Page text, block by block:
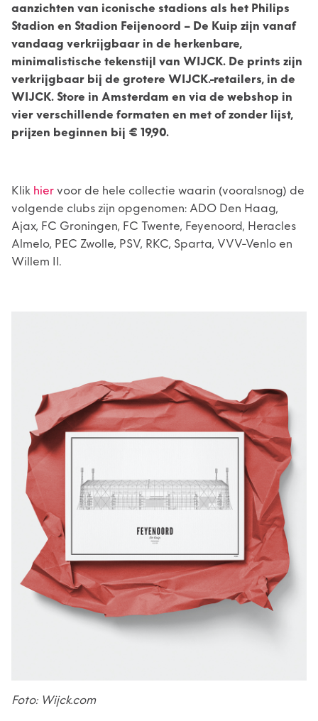
aanzichten van iconische stadions als het Philips
Stadion en Stadion Feijenoord – De Kuip zijn vanaf
vandaag verkrijgbaar in de herkenbare,
minimalistische tekenstijl van WIJCK. De prints zijn
verkrijgbaar bij de grotere WIJCK.-retailers, in de
WIJCK. Store in Amsterdam en via de webshop in
vier verschillende formaten en met of zonder lijst,
prijzen beginnen bij € 19,90.
Klik hiervoor de hele collectie waarin (vooralsnog) de
volgende clubs zijn opgenomen: ADO Den Haag,
Ajax, FC Groningen, FC Twente, Feyenoord, Heracles
Almelo, PEC Zwolle, PSV, RKC, Sparta, VVV-Venlo en
Willem II.
Foto: Wijck.com